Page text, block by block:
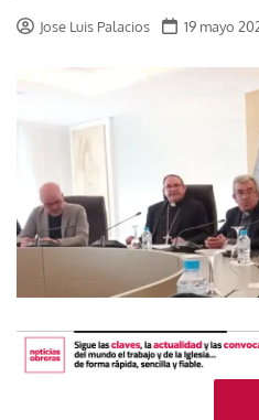
Jose Luis Palacios 19 mayo